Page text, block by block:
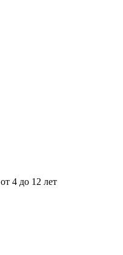
от 4 до 12 лет